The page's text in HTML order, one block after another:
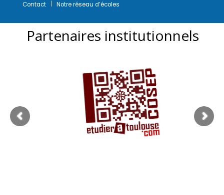
Contact Notre réseau d’écoles
Partenaires institutionnels